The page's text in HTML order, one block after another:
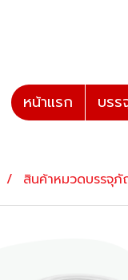
หน้าแรก บร
สินค้าหมวดบรรจุ